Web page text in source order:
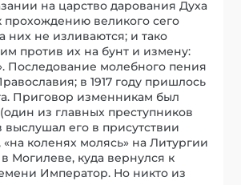
на царство дарования Духа
прохождению великого сего
них не изливаются; и тако
против их на бунт и измену:
Последование молебного пения
в 1917 году пришлось
Приговор изменникам был
из главных преступников
выслушал его в присутствии
«на коленях молясь» на Литургии
Могилеве, куда вернулся к
Император. Но никто из